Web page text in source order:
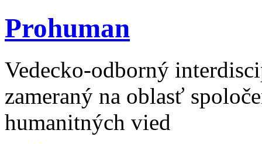
Prohuman
Vedecko-odborný
zameraný na oblasť
humanitných vied